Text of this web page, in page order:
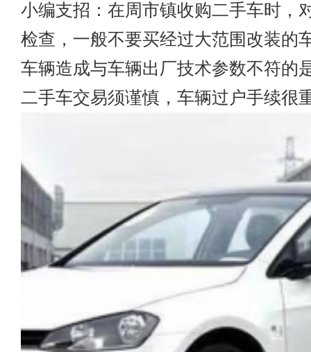
小编支招：在周市镇收购二手车时，
检查，一般不要买经过大范围改装的
车辆造成与车辆出厂技术参数不符的
二手车交易须谨慎，车辆过户手续很